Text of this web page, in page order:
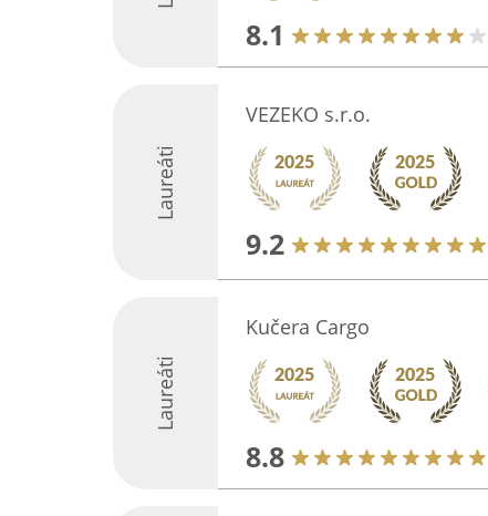
8.1
Laureáti
VEZEKO s.r.o.
9.2
Laureáti
Kučera Cargo
8.8